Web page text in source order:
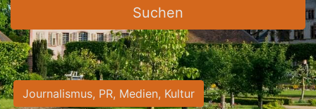
Suchen
Journalismus, PR, Medien, Kultur